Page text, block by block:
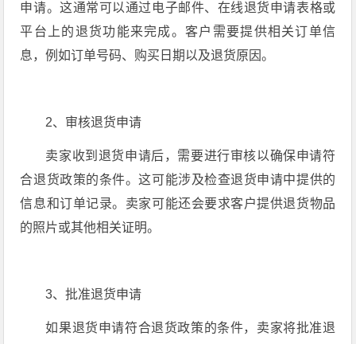
申请。这通常可以通过电子邮件、在线退货申请表格或
平台上的退货功能来完成。客户需要提供相关订单信
息，例如订单号码、购买日期以及退货原因。
2、审核退货申请
卖家收到退货申请后，需要进行审核以确保申请符
合退货政策的条件。这可能涉及检查退货申请中提供的
信息和订单记录。卖家可能还会要求客户提供退货物品
的照片或其他相关证明。
3、批准退货申请
如果退货申请符合退货政策的条件，卖家将批准退